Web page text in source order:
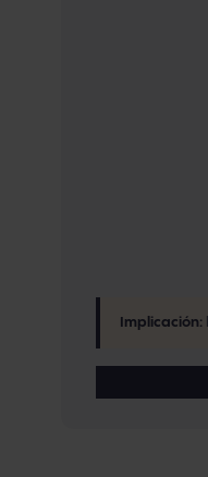
Implicación: